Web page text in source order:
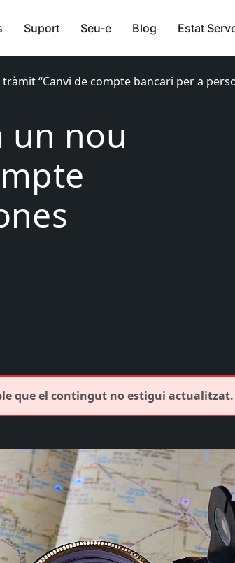
Suport Seu-e Blog Estat
tràmit “Canvi de compte bancari per a
un nou
que el contingut no estigui actualitzat.